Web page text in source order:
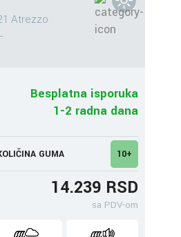
Atrezzo
Besplatna isporuka
1-2 radna dana
GUMA 10+
14.239 RSD
sa PDV-om